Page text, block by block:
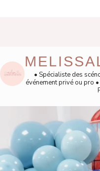
• Spécialiste des
événement privé ou pro •